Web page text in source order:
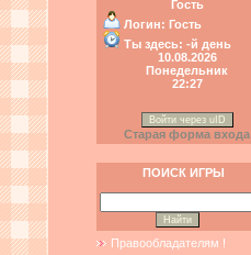
Гость
Логин: Гость
Ты здесь: -й день
10.08.2026
Понедельник
22:27
Войти через uID
Старая форма входа
ПОИСК ИГРЫ
Правообладателям !